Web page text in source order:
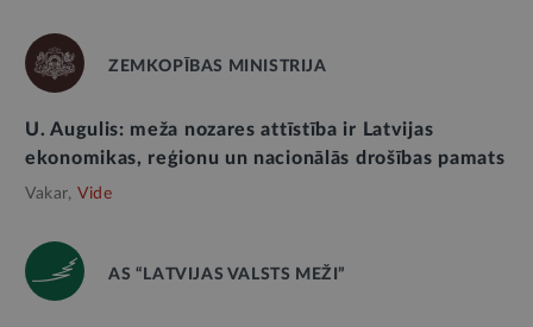
ZEMKOPĪBAS MINISTRIJA
U. Augulis: meža nozares attīstība ir Latvijas
ekonomikas, reģionu un nacionālās drošības pamats
Vakar, Vide
AS “LATVIJAS VALSTS MEŽI”